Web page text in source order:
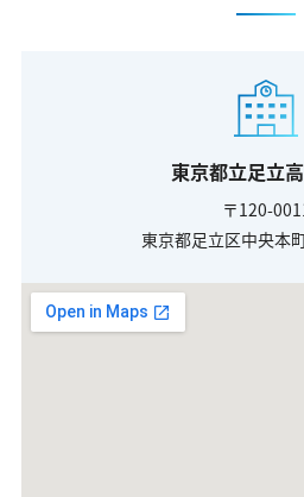
東京都立足立
〒120-
東京都足立区中央本